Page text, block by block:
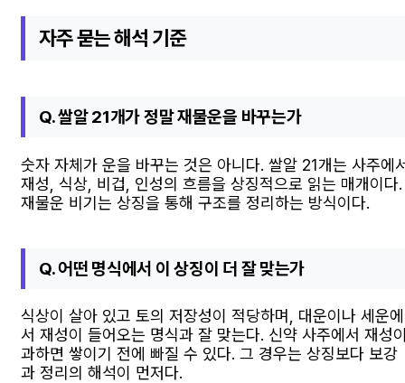
자주 묻는 해석 기준
Q. 쌀알 21개가 정말 재물운을 바꾸는가
숫자 자체가 운을 바꾸는 것은 아니다. 쌀알 21개는 사주에
재성, 식상, 비겁, 인성의 흐름을 상징적으로 읽는 매개이다.
재물운 비기는 상징을 통해 구조를 정리하는 방식이다.
Q. 어떤 명식에서 이 상징이 더 잘 맞는가
식상이 살아 있고 토의 저장성이 적당하며, 대운이나 세운에
서 재성이 들어오는 명식과 잘 맞는다. 신약 사주에서 재성
과하면 쌓이기 전에 빠질 수 있다. 그 경우는 상징보다 보강
과 정리의 해석이 먼저다.